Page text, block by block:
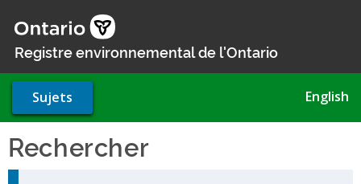
au
contenu
Registre environnemental de l'Ontario
Sujets English
Rechercher